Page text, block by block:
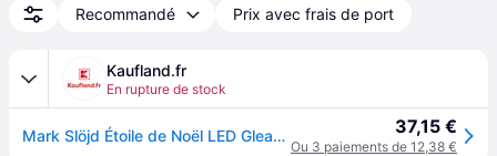
Recommandé Prix avec frais de port
Kaufland.fr
En rupture de stock
Mark Slöjd Étoile de Noël LED Gleam Argent 37,15 €
Ou 3 paiements de 12,38 €